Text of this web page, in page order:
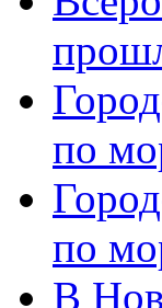
по
по
В